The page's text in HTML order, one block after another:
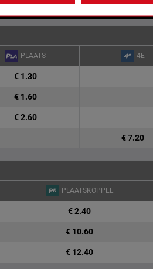
PLAATS 4E
€ 1.30
€ 1.60
€ 2.60
€ 7.20
PLAATSKOPPEL
€ 2.40
€ 10.60
€ 12.40